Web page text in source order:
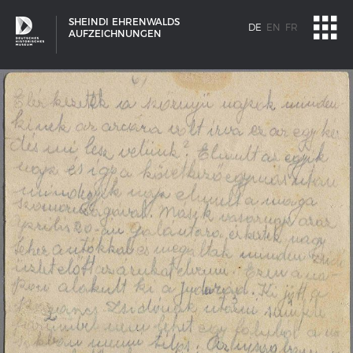
SHEINDI EHRENWALDS
AUFZEICHNUNGEN
DE EN FR
SCHIFFSTYPEN
Entwicklungen im europäischen Schiffbau